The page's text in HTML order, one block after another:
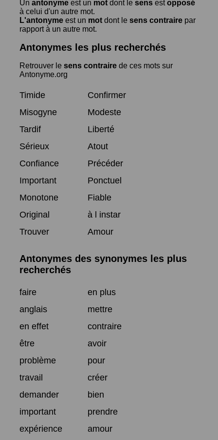
Un antonyme est un mot dont le sens estopposé
à celui d'un autre mot.
L'antonyme est un mot dont le sens contraire par
rapport à un autre mot.
Antonymes les plus recherchés
Retrouver le sens contraire de ces mots sur
Antonyme.org
Timide
Confirmer
Misogyne
Modeste
Tardif
Liberté
Sérieux
Atout
Confiance
Précéder
Important
Ponctuel
Monotone
Fiable
Original
à l instar
Trouver
Amour
Antonymes des synonymes les plus
recherchés
faire
en plus
anglais
mettre
en effet
contraire
être
avoir
problème
pour
travail
créer
demander
bien
important
prendre
expérience
amour